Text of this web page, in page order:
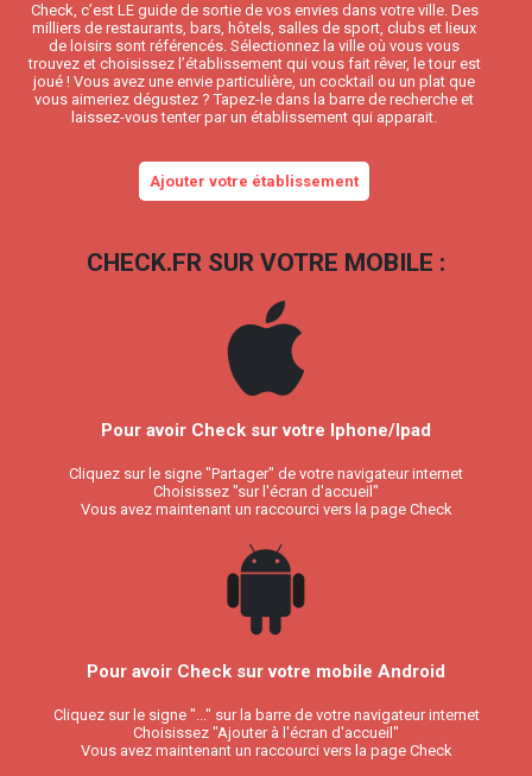
Check, c’est LE guide de sortie de vos envies dans votre ville. Des
milliers de restaurants, bars, hôtels, salles de sport, clubs et lieux
de loisirs sont référencés. Sélectionnez la ville où vous vous
trouvez et choisissez l’établissement qui vous fait rêver, le tour est
joué ! Vous avez une envie particulière, un cocktail ou un plat que
vous aimeriez dégustez ? Tapez-le dans la barre de recherche et
laissez-vous tenter par un établissement qui apparait.
Ajouter votre établissement
CHECK.FR SUR VOTRE MOBILE :
Pour avoir Check sur votre Iphone/Ipad
Cliquez sur le signe "Partager" de votre navigateur internet
Choisissez "sur l'écran d'accueil"
Vous avez maintenant un raccourci vers la page Check
Pour avoir Check sur votre mobile Android
Cliquez sur le signe "..." sur la barre de votre navigateur internet
Choisissez "Ajouter à l'écran d'accueil"
Vous avez maintenant un raccourci vers la page Check